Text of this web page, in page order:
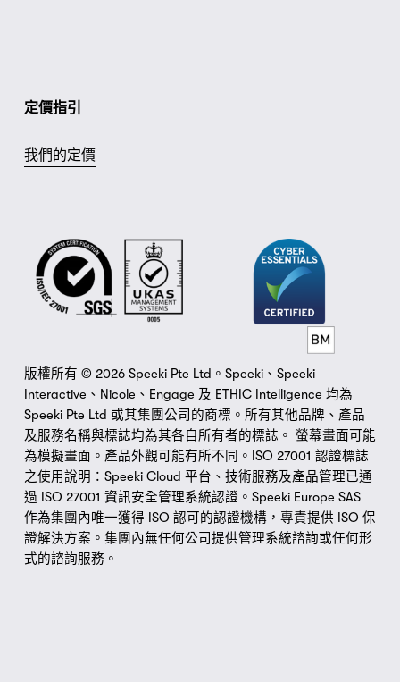
我們的定價
定價指引
版權所有 © 2026 Speeki Pte Ltd。Speeki、Speeki
Interactive、Nicole、Engage 及 ETHIC Intelligence 均為
Speeki Pte Ltd 或其集團公司的商標。所有其他品牌、產品
及服務名稱與標誌均為其各自所有者的標誌。 螢幕畫面可能
為模擬畫面。產品外觀可能有所不同。ISO 27001 認證標誌
之使用說明：Speeki Cloud 平台、技術服務及產品管理已通
過 ISO 27001 資訊安全管理系統認證。Speeki Europe SAS
作為集團內唯一獲得 ISO 認可的認證機構，專責提供 ISO 保
證解決方案。集團內無任何公司提供管理系統諮詢或任何形
式的諮詢服務。